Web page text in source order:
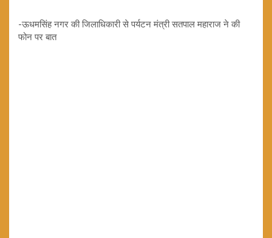
-ऊधमसिंह नगर की जिलाधिकारी से पर्यटन मंत्री सतपाल महाराज ने की
फोन पर बात